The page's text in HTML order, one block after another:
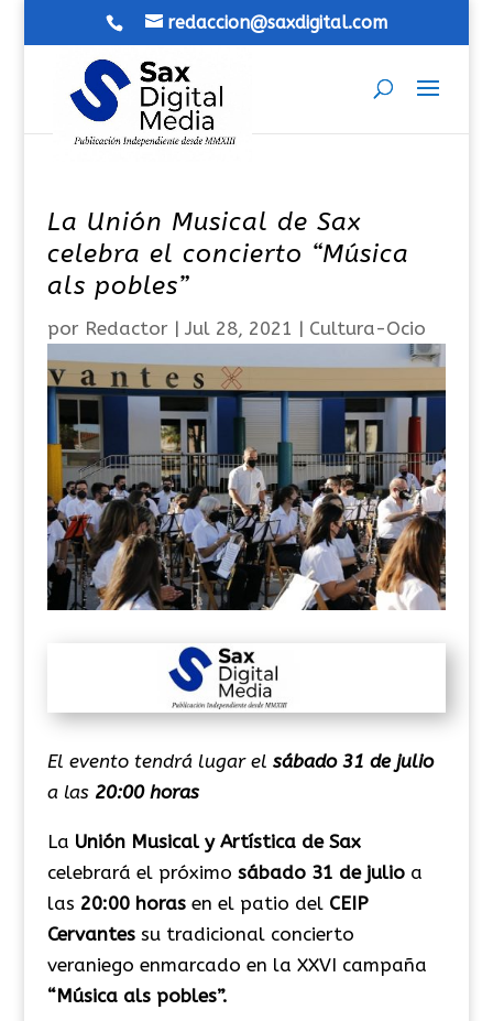
redaccion@saxdigital.com
La Unión Musical de Sax
celebra el concierto “Música
als pobles”
por Redactor| Jul 28, 2021 | Cultura-Ocio
El evento tendrá lugar el sábado 31 de julio
a las20:00 horas
La Unión Musical y Artística de Sax
celebrará el próximo sábado 31 de julioa
las 20:00 horasen el patio del CEIP
Cervantessu tradicional concierto
veraniego enmarcado en la XXVI campaña
“Música als pobles”.